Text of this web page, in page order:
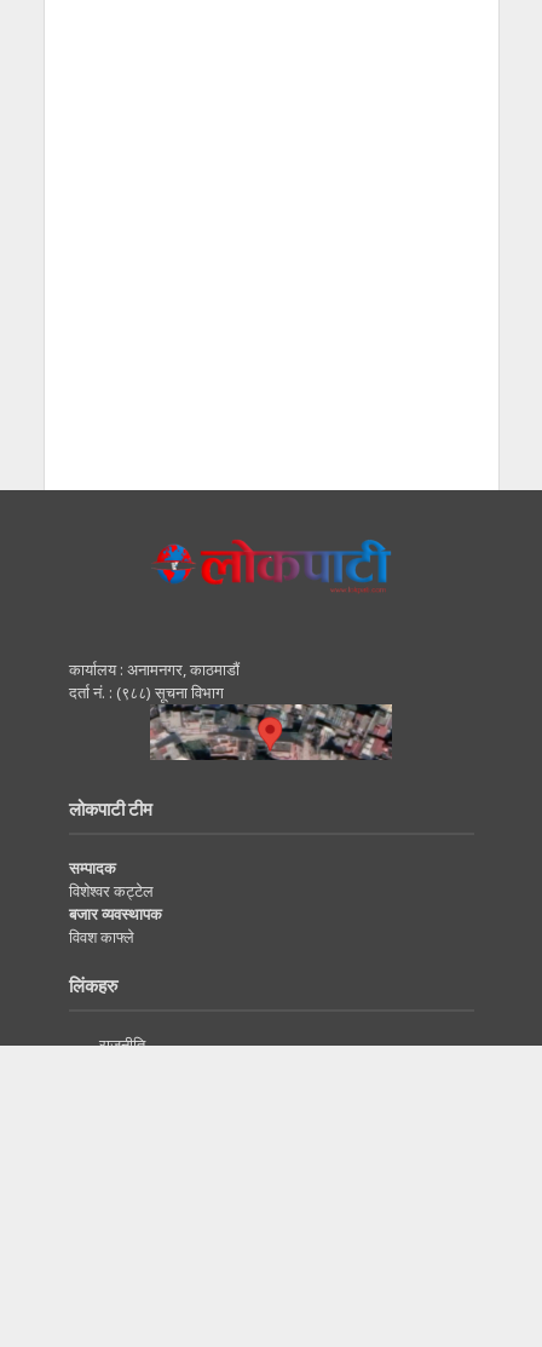
कार्यालय : अनामनगर, काठमाडाैं
दर्ता नं. : (९८८) सूचना विभाग
लोकपाटी टीम
सम्पादक
विशेश्वर कट्टेल
बजार व्यवस्थापक
विवश काफ्ले
लिंकहरु
राजनीति